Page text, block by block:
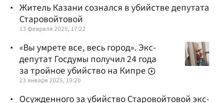
Житель Казани сознался в убийстве депутата
Старовойтовой
13 февраля 2025, 17:22
«Вы умрете все, весь город». Экс-
депутат Госдумы получил 24 года
за тройное убийство на Кипре
23 января 2025, 19:20
Осужденного за убийство Старовойтовой экс-